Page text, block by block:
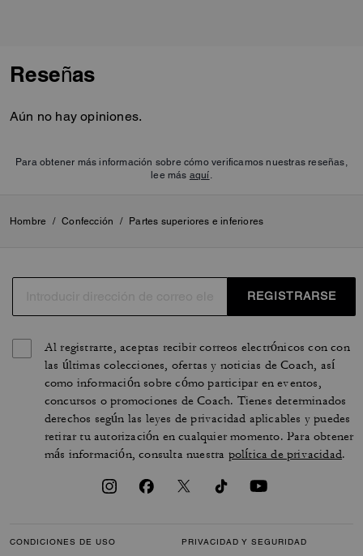
Reseñas
Aún no hay opiniones.
Para obtener más información sobre cómo verificamos nuestras reseñas,
lee más aquí.
Hombre / Confección / Partes superiores e inferiores
REGISTRARSE
Al registrarte, aceptas recibir correos electrónicos con con
las últimas colecciones, ofertas y noticias de Coach, así
como información sobre cómo participar en eventos,
concursos o promociones de Coach. Tienes determinados
derechos según las leyes de privacidad aplicables y puedes
retirar tu autorización en cualquier momento. Para obtener
más información, consulta nuestra política de privacidad.
CONDICIONES DE USO PRIVACIDAD Y SEGURIDAD